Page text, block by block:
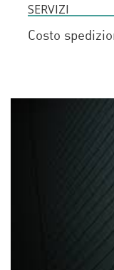
SERVIZI
Costo